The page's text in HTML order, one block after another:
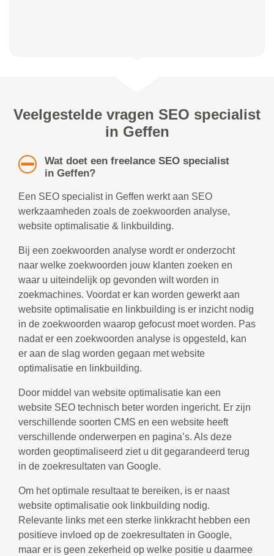
Veelgestelde vragen SEO specialist
in Geffen
Wat doet een freelance SEO specialist
in Geffen?
Een SEO specialist in Geffen werkt aan SEO
werkzaamheden zoals de zoekwoorden analyse,
website optimalisatie & linkbuilding.
Bij een zoekwoorden analyse wordt er onderzocht
naar welke zoekwoorden jouw klanten zoeken en
waar u uiteindelijk op gevonden wilt worden in
zoekmachines. Voordat er kan worden gewerkt aan
website optimalisatie en linkbuilding is er inzicht nodig
in de zoekwoorden waarop gefocust moet worden. Pas
nadat er een zoekwoorden analyse is opgesteld, kan
er aan de slag worden gegaan met website
optimalisatie en linkbuilding.
Door middel van website optimalisatie kan een
website SEO technisch beter worden ingericht. Er zijn
verschillende soorten CMS en een website heeft
verschillende onderwerpen en pagina’s. Als deze
worden geoptimaliseerd ziet u dit gegarandeerd terug
in de zoekresultaten van Google.
Om het optimale resultaat te bereiken, is er naast
website optimalisatie ook linkbuilding nodig.
Relevante links met een sterke linkkracht hebben een
positieve invloed op de zoekresultaten in Google,
maar er is geen zekerheid op welke positie u daarmee